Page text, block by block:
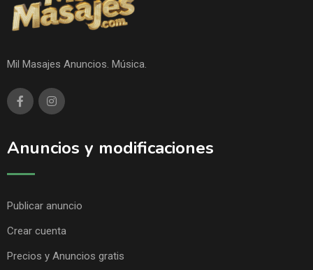
Mil Masajes Anuncios. Música.
Anuncios y modificaciones
Publicar anuncio
Crear cuenta
Precios y Anuncios gratis